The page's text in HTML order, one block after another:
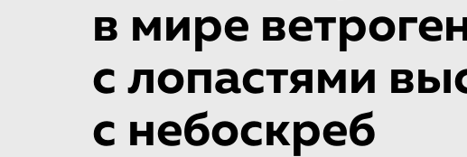
в мире
с лопастями
с небоскреб